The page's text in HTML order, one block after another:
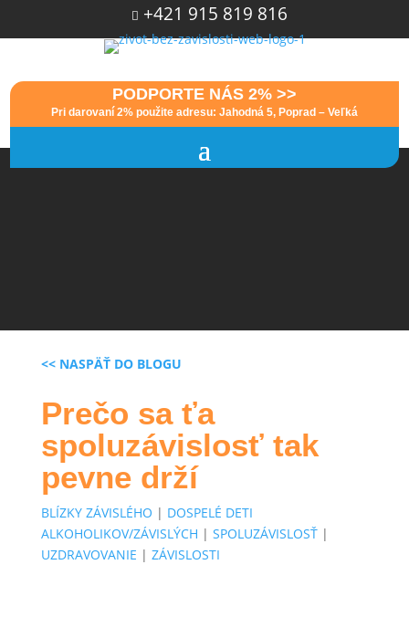
 +421 915 819 816
PODPORTE NÁS 2% >>
Pri darovaní 2% použite adresu: Jahodná 5, Poprad – Veľká
<< NASPÄŤ DO BLOGU
Prečo sa ťa
spoluzávislosť tak
pevne drží
BLÍZKY ZÁVISLÉHO | DOSPELÉ DETI
ALKOHOLIKOV/ZÁVISLÝCH | SPOLUZÁVISLOSŤ|
UZDRAVOVANIE | ZÁVISLOSTI